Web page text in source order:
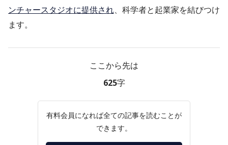
ンチャースタジオに提供され 、科学者と起業家を結びつけ
ます。
ここから先は
625字
有料会員になれば全ての記事を読むことが
できます。